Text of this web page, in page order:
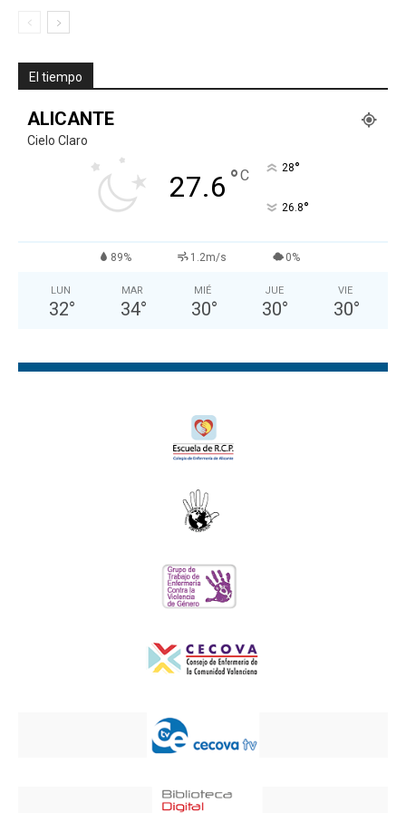
El tiempo
ALICANTE
Cielo Claro
27.6 °C 28°
26.8°
89% 1.2m/s 0%
LUN
32°
MAR
34°
MIÉ
30°
JUE
30°
VIE
30°